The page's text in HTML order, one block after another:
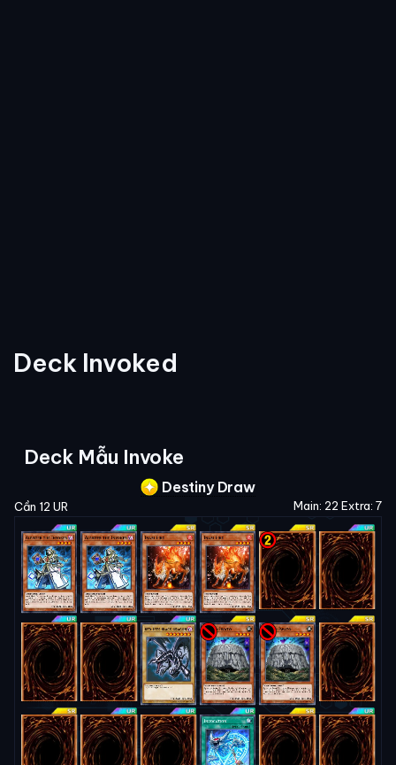
Deck Invoked
Deck Mẫu Invoke
Destiny Draw
Cần 12 UR Main: 22 Extra: 7